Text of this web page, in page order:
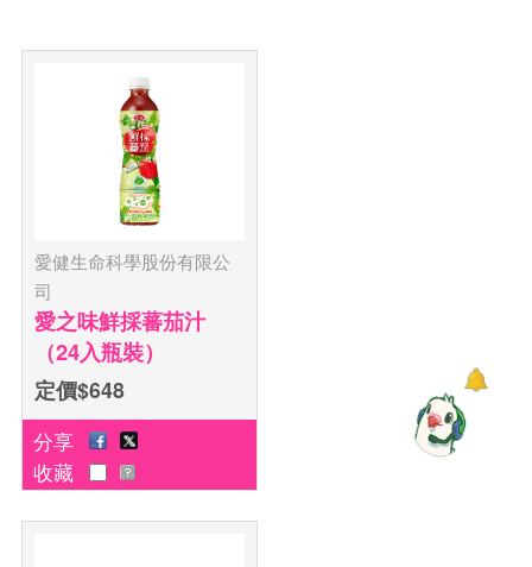
愛健生命科學股份有限公
司
愛之味鮮採蕃茄汁
（24入瓶裝）
定價$648
分享
收藏